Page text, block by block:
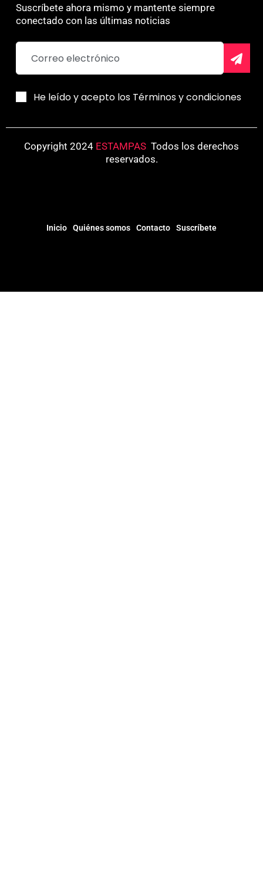
Suscríbete ahora mismo y mantente siempre
conectado con las últimas noticias
He leído y acepto los Términos y condiciones
Copyright 2024 ESTAMPAS Todos los derechos
reservados.
Inicio Quiénes somos Contacto Suscríbete